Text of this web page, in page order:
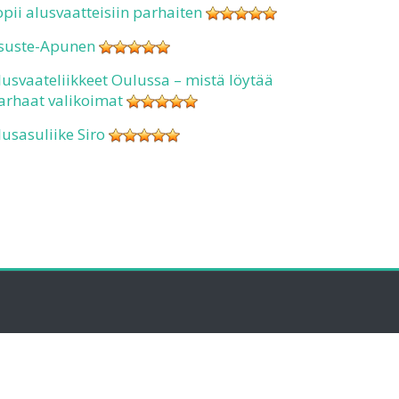
alusvaatteisiin parhaiten
Apunen
Oulussa – mistä löytää
valikoimat
Siro